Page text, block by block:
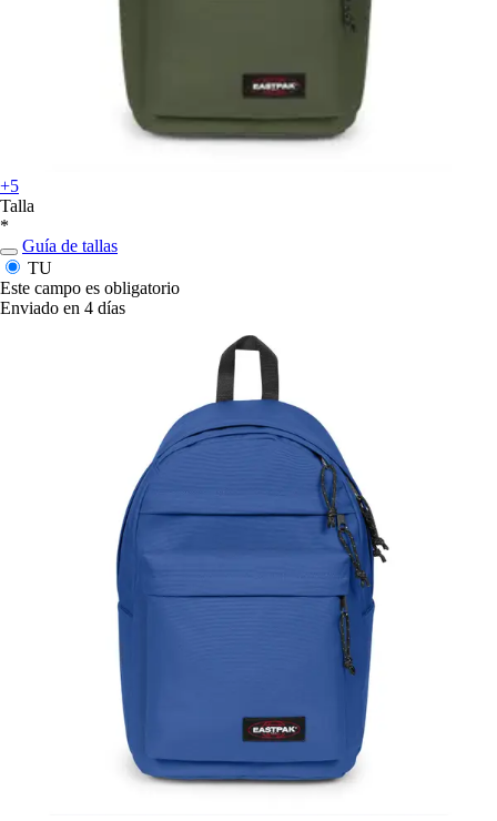
+5
Talla
*
Guía de tallas
TU
Este campo es obligatorio
Enviado en 4 días